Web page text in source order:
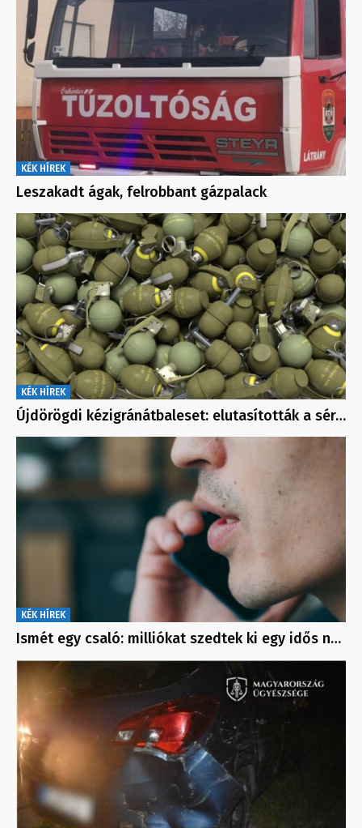
KÉK HÍREK
Leszakadt ágak, felrobbant gázpalack
KÉK HÍREK
Újdörögdi kézigránátbaleset: elutasították a sér…
KÉK HÍREK
Ismét egy csaló: milliókat szedtek ki egy idős n…